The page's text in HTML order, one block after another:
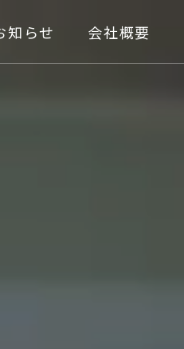
知らせ 会社概要